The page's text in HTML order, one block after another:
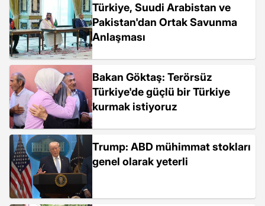
Türkiye, Suudi Arabistan ve
Pakistan'dan Ortak Savunma
Anlaşması
Bakan Göktaş: Terörsüz
Türkiye'de güçlü bir Türkiye
kurmak istiyoruz
Trump: ABD mühimmat stokları
genel olarak yeterli